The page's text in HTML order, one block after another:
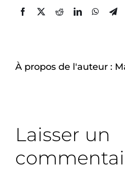
TEDxFacebook
TwitterRedditLinkedIn
À propos de l'auteur :
Laisser un